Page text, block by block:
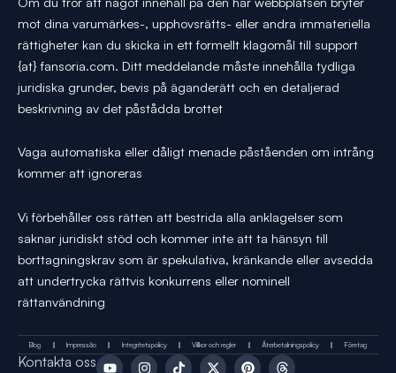
mot dina varumärkes-, upphovsrätts- eller andra immateriella
rättigheter kan du skicka in ett formellt klagomål till support
{at} fansoria.com. Ditt meddelande måste innehålla tydliga
juridiska grunder, bevis på äganderätt och en detaljerad
beskrivning av det påstådda brottet
Vaga automatiska eller dåligt menade påståenden om intrång
kommer att ignoreras
Vi förbehåller oss rätten att bestrida alla anklagelser som
saknar juridiskt stöd och kommer inte att ta hänsyn till
borttagningskrav som är spekulativa, kränkande eller avsedda
att undertrycka rättvis konkurrens eller nominell
rättanvändning
Blog Impressão Integritetspolicy Villkor och regler Återbetalningspolicy Företag
Kontakta oss Y I T X P T